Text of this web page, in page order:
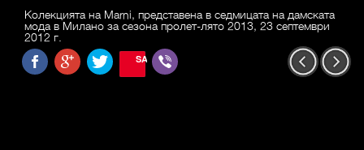
Колекцията на Marni, представена в седмицата на дамската
мода в Милано за сезона пролет-лято 2013, 23 септември
2012 г.
SAVE